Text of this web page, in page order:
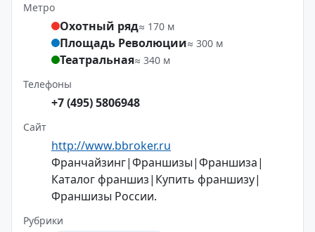
Метро
Охотный ряд≈ 170 м
Площадь Революции≈ 300 м
Театральная≈ 340 м
Телефоны
+7 (495) 5806948
Сайт
http://www.bbroker.ru
Франчайзинг|Франшизы|Франшиза|
Каталог франшиз|Купить франшизу|
Франшизы России.
Рубрики